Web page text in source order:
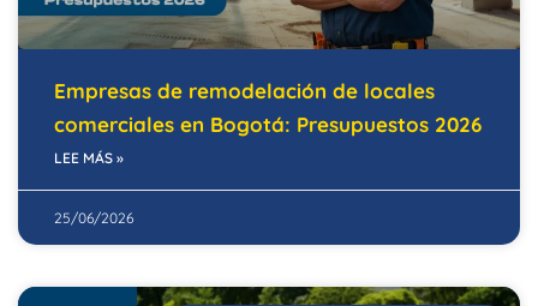
Empresas de remodelación de locales
comerciales en Bogotá: Presupuestos 2026
LEE MÁS »
25/06/2026